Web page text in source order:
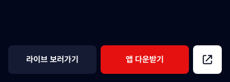
라이브 보러가기 앱 다운받기